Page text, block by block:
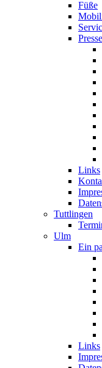
Füße
Links
Tuttlingen
Ulm
Ein
Links